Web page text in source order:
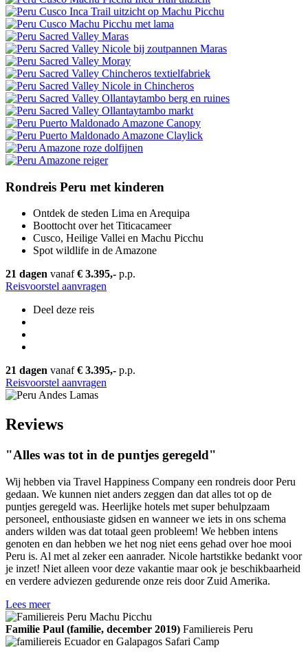
Rondreis Peru met kinderen
Ontdek de steden Lima en Arequipa
Boottocht over het Titicacameer
Cusco, Heilige Vallei en Machu Picchu
Spot wildlife in de Amazone
21 dagen vanaf€ 3.395,- p.p.
Reisvoorstel aanvragen
Deel deze reis
21 dagen vanaf€ 3.395,- p.p.
Reisvoorstel aanvragen
Reviews
"Alles was tot in de puntjes geregeld"
Wij hebben via Travel Happiness Company een rondreis door Peru
gedaan. We kunnen niet anders zeggen dan dat alles tot op de
puntjes geregeld was. Heerlijke hotels met super behulpzaam
personeel, enthousiaste gidsen en wanneer we iets in ons schema
anders wilden was dat totaal geen probleem! We hebben intens
genoten en dan hebben we het nog niet eens gehad over hoe mooi
Peru is. Al met al zeker een aanrader. Nicole hartstikke bedankt voor
je inzet! Niet alleen voor deze vakantie maar ook je beschikbaarheid
en verdere adviezen gedurende onze reis door Zuid Amerika.
Lees meer
Familie Paul (familie, december 2019) Familiereis Peru